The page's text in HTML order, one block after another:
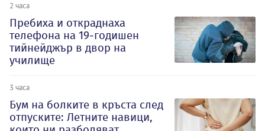
2 часа
Пребиха и откраднаха
телефона на 19-годишен
тийнейджър в двор на
училище
3 часа
Бум на болките в кръста след
отпуските: Летните навици,